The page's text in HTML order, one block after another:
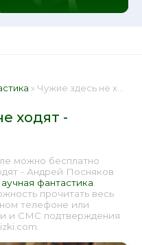
» Чужие здесь не ходят - Андрей Посняков 📕 - Книга онлайн бесплатно
ходят -
можно бесплатно
- Андрей Посняков
фантастика
прочитать весь
телефоне или
и СМС подтверждения